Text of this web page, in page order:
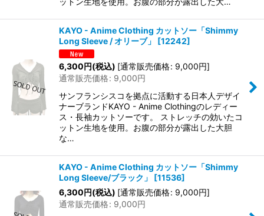
KAYO - Anime Clothing カットソー「Shimmy
Long Sleeve / オリーブ」
[12242]
6,300円(税込) [通常販売価格: 9,000円]
通常販売価格: 9,000円
サンフランシスコを拠点に活動する日本人デザイ
ナーブランドKAYO - Anime Clothingのレディー
ス・長袖カットソーです。 ストレッチの効いたコ
ットン生地を使用。お腹の部分が露出した大胆
な…
KAYO - Anime Clothing カットソー「Shimmy
Long Sleeve/ブラック」
[11536]
6,300円(税込) [通常販売価格: 9,000円]
通常販売価格: 9,000円